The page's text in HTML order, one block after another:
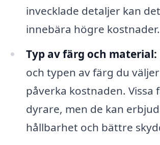
invecklade detaljer kan
innebära högre kostnader.
Typ av färg och material:
och typen av färg du
påverka kostnaden. Vissa
dyrare, men de kan
hållbarhet och bättre